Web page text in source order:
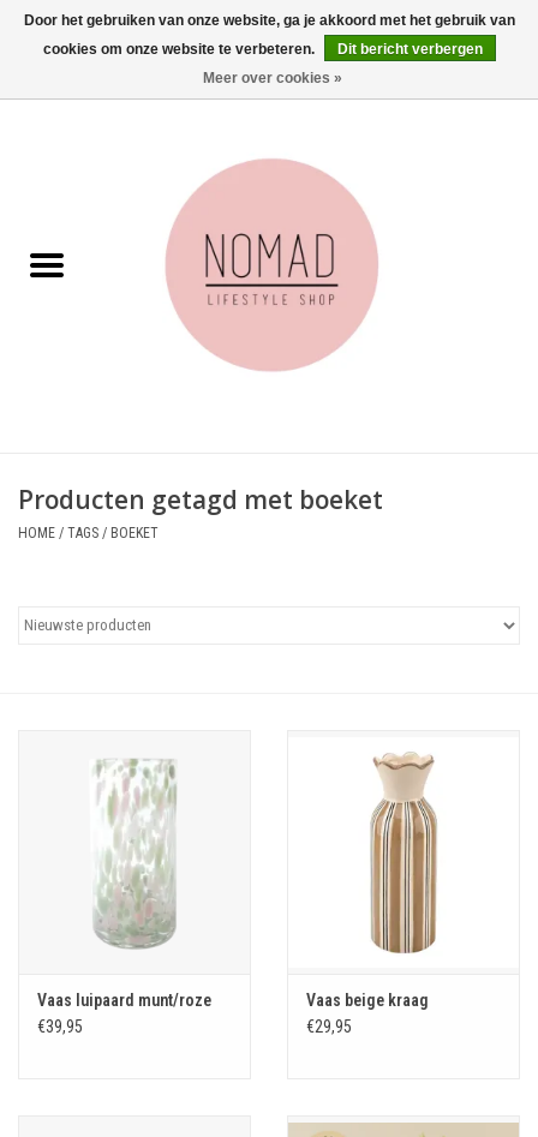
0 Artikelen - €0,00
Aan tafel
Producten getagd met boeket
HOME / TAGS / BOEKET
Vaas luipaard munt/roze
€39,95
Vaas beige kraag
€29,95
Door het gebruiken van onze website, ga je akkoord met het gebruik van
cookies om onze website te verbeteren.
Dit bericht verbergen
Meer over cookies »